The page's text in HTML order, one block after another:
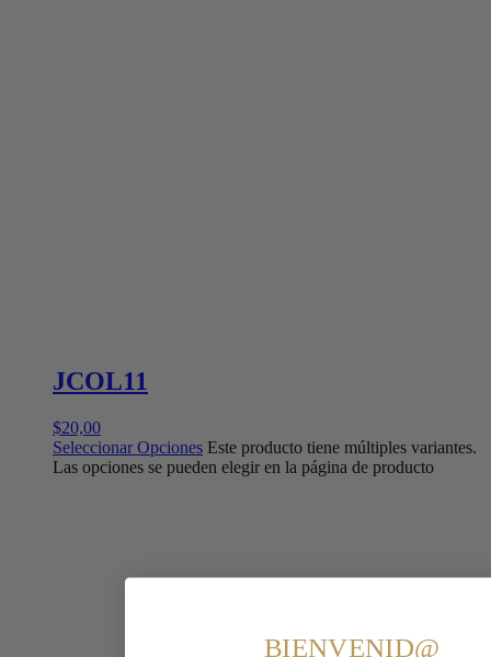
JCOL11
$20,00
Seleccionar Opciones Este producto tiene múltiples variantes.
Las opciones se pueden elegir en la página de producto
BIENVENID@